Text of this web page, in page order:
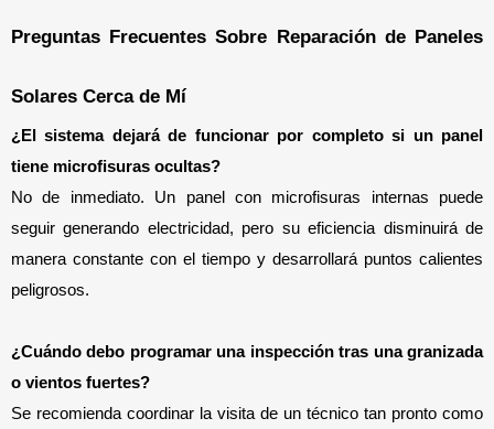
Preguntas Frecuentes Sobre Reparación de Paneles
Solares Cerca de Mí
¿El sistema dejará de funcionar por completo si un panel
tiene microfisuras ocultas?
No de inmediato. Un panel con microfisuras internas puede
seguir generando electricidad, pero su eficiencia disminuirá de
manera constante con el tiempo y desarrollará puntos calientes
peligrosos.
¿Cuándo debo programar una inspección tras una granizada
o vientos fuertes?
Se recomienda coordinar la visita de un técnico tan pronto como